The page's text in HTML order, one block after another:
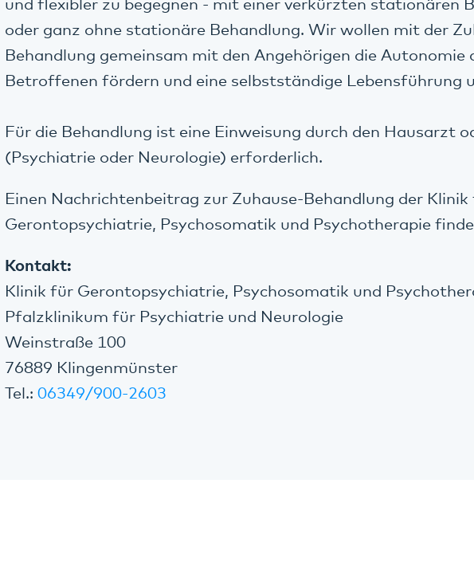
und flexibler zu begegnen - mit einer verkürzten stationären
oder ganz ohne stationäre Behandlung. Wir wollen mit der
Behandlung gemeinsam mit den Angehörigen die Autonomie
Betroffenen fördern und eine selbstständige Lebensführung
Für die Behandlung ist eine Einweisung durch den Hausarzt
(Psychiatrie oder Neurologie) erforderlich.
Einen Nachrichtenbeitrag zur Zuhause-Behandlung der Klinik
Gerontopsychiatrie, Psychosomatik und Psychotherapie
Kontakt:
Klinik für Gerontopsychiatrie, Psychosomatik und
Pfalzklinikum für Psychiatrie und Neurologie
Weinstraße 100
76889 Klingenmünster
Tel.: 06349/900-2603